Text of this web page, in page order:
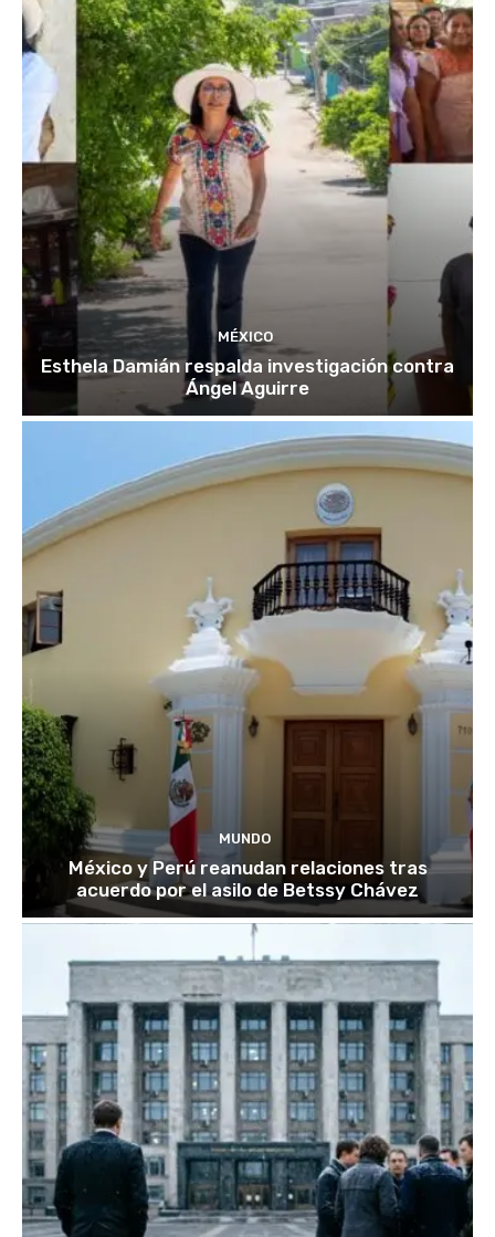
MÉXICO
Esthela Damián respalda investigación contra
Ángel Aguirre
MUNDO
México y Perú reanudan relaciones tras
acuerdo por el asilo de Betssy Chávez